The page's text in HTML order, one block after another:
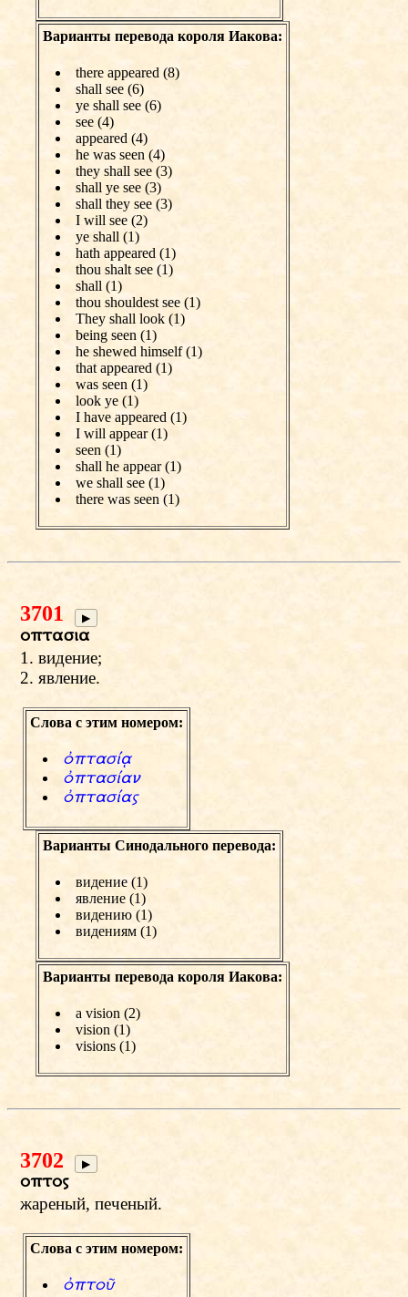
Варианты перевода короля Иакова:
there appeared (8)
shall see (6)
ye shall see (6)
see (4)
appeared (4)
he was seen (4)
they shall see (3)
shall ye see (3)
shall they see (3)
I will see (2)
ye shall (1)
hath appeared (1)
thou shalt see (1)
shall (1)
thou shouldest see (1)
They shall look (1)
being seen (1)
he shewed himself (1)
that appeared (1)
was seen (1)
look ye (1)
I have appeared (1)
I will appear (1)
seen (1)
shall he appear (1)
we shall see (1)
there was seen (1)
3701 ▶
optasia
1. видение;
2. явление.
Слова с этим номером:
фptasЫ&
фptasЫan
фptasЫaw
Варианты Синодального перевода:
видение (1)
явление (1)
видению (1)
видениям (1)
Варианты перевода короля Иакова:
a vision (2)
vision (1)
visions (1)
3702 ▶
optow
жареный, печеный.
Слова с этим номером:
фptoи